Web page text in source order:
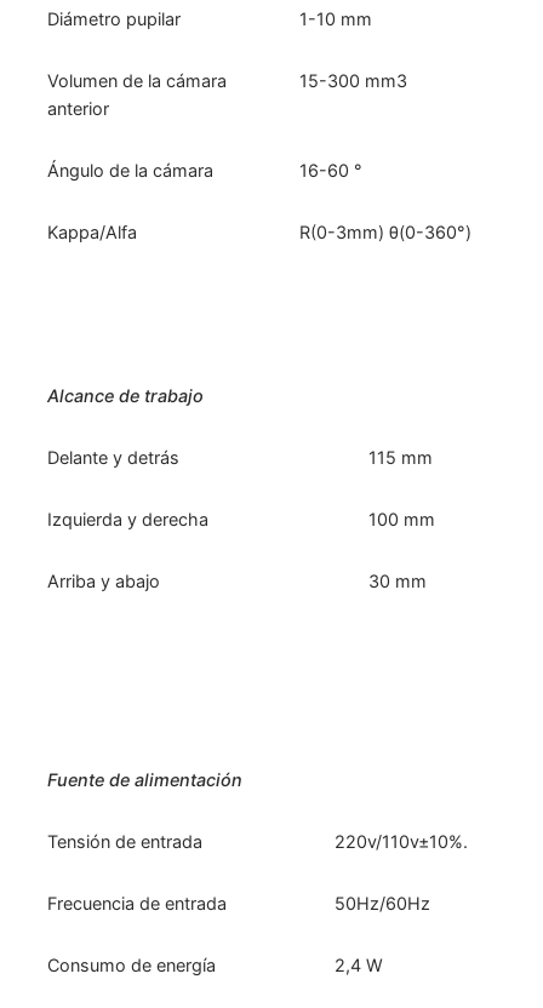
Diámetro pupilar 1-10 mm
Volumen de la cámara
anterior
15-300 mm3
Ángulo de la cámara 16-60 °
Kappa/Alfa R(0-3mm) θ(0-360°)
Alcance de trabajo
Delante y detrás 115 mm
Izquierda y derecha 100 mm
Arriba y abajo 30 mm
Fuente de alimentación
Tensión de entrada 220v/110v±10%.
Frecuencia de entrada 50Hz/60Hz
Consumo de energía 2,4 W